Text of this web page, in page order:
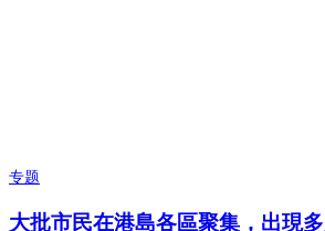
专题
大批市民在港島各區聚集，出現